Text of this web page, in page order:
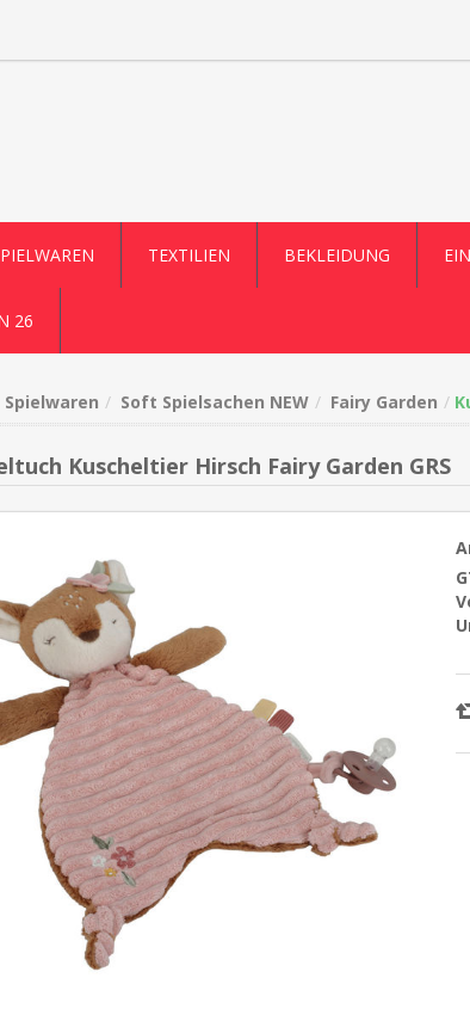
TEXTILIEN BEKLEIDUNG
26
Spielwaren Soft Spielsachen NEW Fairy Garden
Kuscheltier Hirsch Fairy Garden GRS